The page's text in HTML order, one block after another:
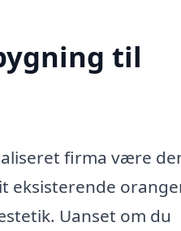
til
firma være
eksisterende
Uanset om du